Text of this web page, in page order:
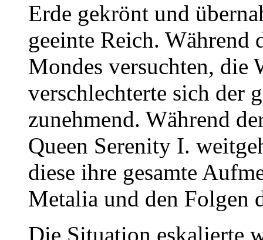
Erde gekrönt und
geeinte Reich. Während
Mondes versuchten, die
verschlechterte sich der
zunehmend. Während
Queen Serenity I.
diese ihre gesamte
Metalia und den Folgen
Die Situation eskalierte